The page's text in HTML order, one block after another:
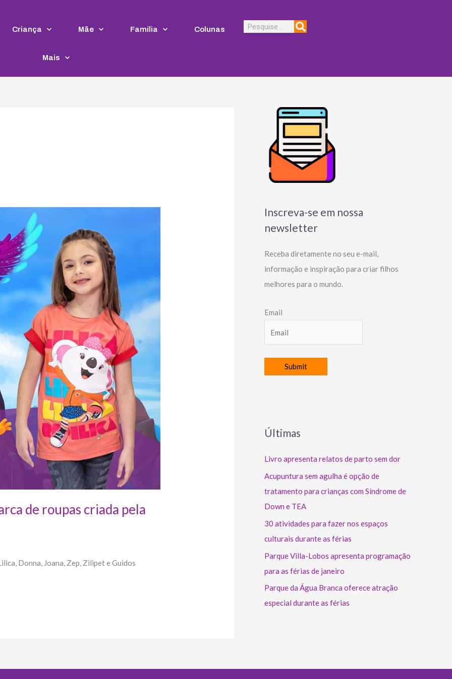
Criança Mãe Família Colunas
Mais
de roupas criada pela
Donna, Joana, Zep, Zilipet e Guidos
Inscreva-se em nossa
newsletter
Receba diretamente no seu e-mail,
informação e inspiração para criar filhos
melhores para o mundo.
Email
Últimas
Livro apresenta relatos de parto sem dor
Acupuntura sem agulha é opção de
tratamento para crianças com Síndrome de
Down e TEA
30 atividades para fazer nos espaços
culturais durante as férias
Parque Villa-Lobos apresenta programação
para as férias de janeiro
Parque da Água Branca oferece atração
especial durante as férias